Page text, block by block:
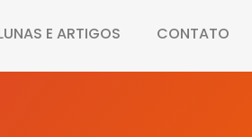
E ARTIGOS CONTATO